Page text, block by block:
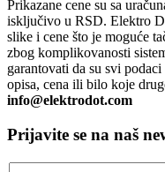
Prikazane cene su sa
isključivo u RSD. Elektro
slike i cene što je moguće
zbog komplikovanosti
garantovati da su svi
opisa, cena ili bilo koje
info@elektrodot.com
Prijavite se na naš